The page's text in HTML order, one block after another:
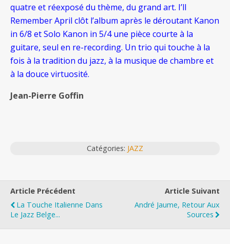
quatre et réexposé du thème, du grand art. I’ll
Remember April clôt l’album après le déroutant Kanon
in 6/8 et Solo Kanon in 5/4 une pièce courte à la
guitare, seul en re-recording. Un trio qui touche à la
fois à la tradition du jazz, à la musique de chambre et
à la douce virtuosité.
Jean-Pierre Goffin
Catégories: JAZZ
Article Précédent
La Touche Italienne Dans
Le Jazz Belge...
Article Suivant
André Jaume, Retour Aux
Sources